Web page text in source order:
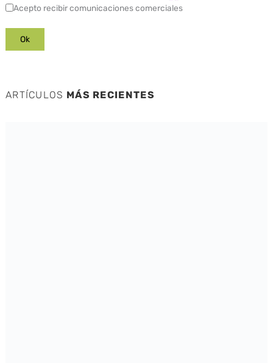
Acepto recibir comunicaciones comerciales
ARTÍCULOS MÁS RECIENTES